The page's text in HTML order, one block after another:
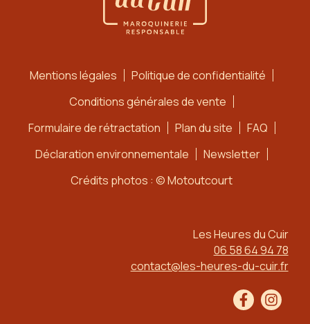
Mentions légales
Politique de confidentialité
Conditions générales de vente
Formulaire de rétractation
Plan du site
FAQ
Déclaration environnementale
Newsletter
Crédits photos : © Motoutcourt
Les Heures du Cuir
06 58 64 94 78
contact@les-heures-du-cuir.fr
Facebook